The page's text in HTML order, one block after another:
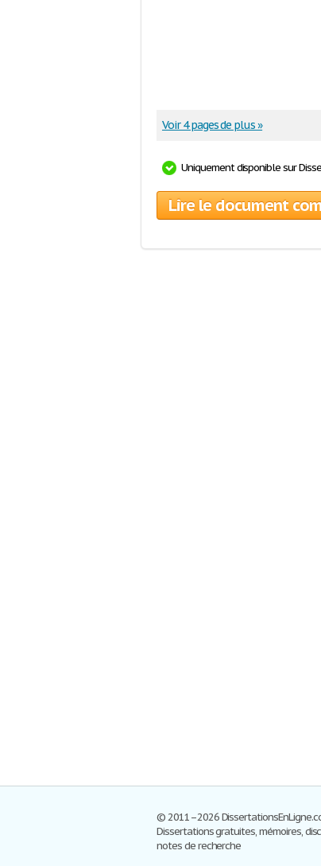
Voir 4 pages de plus »
Uniquement disponible sur
Lire le document
© 2011–2026
Dissertations gratuites, mémoires,
notes de recherche